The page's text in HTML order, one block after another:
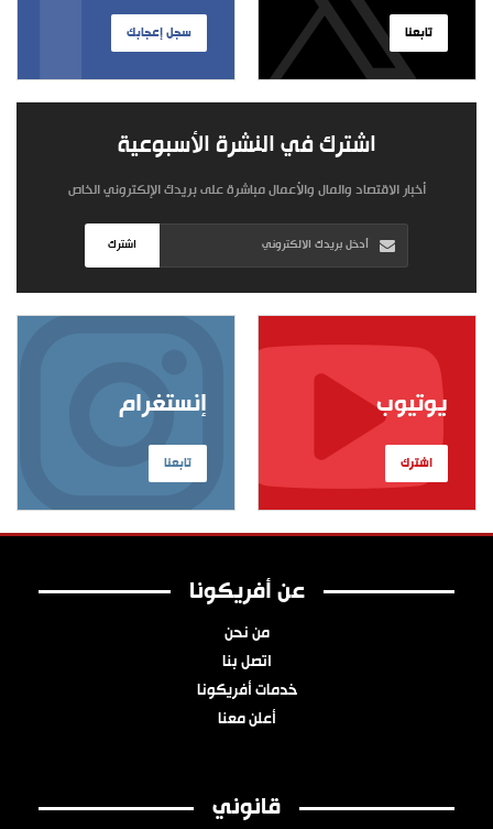
سجل إعجابك تابعنا
اشترك في النشرة الأسبوعية
أخبار الاقتصاد والمال والأعمال مباشرة على بريدك الإلكتروني الخاص
اشترك
إنستغرام
تابعنا
يوتيوب
اشترك
عن أفريكونا
من نحن
اتصل بنا
خدمات أفريكونا
أعلن معنا
قانوني